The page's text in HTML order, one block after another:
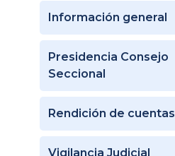
Información general
Presidencia Consejo
Seccional
Rendición de cuentas
Vigilancia Judicial